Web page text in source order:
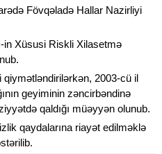
Fövqəladə Hallar Nazirliyi
in Xüsusi Riskli Xilasetmə
2003-cü il
geyiminin zəncirbəndinə
qaldığı müəyyən olunub.
qaydalarına riayət edilməklə